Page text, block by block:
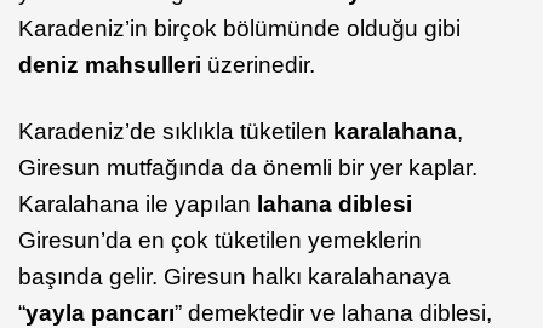
Karadeniz’in birçok bölümünde olduğu gibi
deniz mahsulleri üzerinedir.
Karadeniz’de sıklıkla tüketilen karalahana,
Giresun mutfağında da önemli bir yer kaplar.
Karalahana ile yapılan lahana diblesi
Giresun’da en çok tüketilen yemeklerin
başında gelir. Giresun halkı karalahanaya
“yayla pancarı” demektedir ve lahana diblesi,